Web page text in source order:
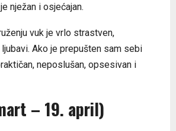
nježan i osjećajan.
vuk je vrlo strastven,
Ako je prepušten sam sebi
neposlušan, opsesivan i
– 19. april)